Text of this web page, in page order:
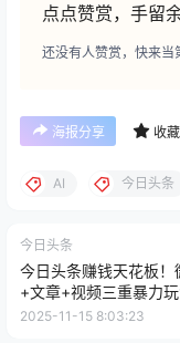
点点赞赏，手留
还没有人赞赏，快来当
海报分享 收藏
AI 今日头条
今日头条
今日头条赚钱天花板！
+文章+视频三重暴力玩
白照搬也能日入2000+
2025-11-15 8:03:23